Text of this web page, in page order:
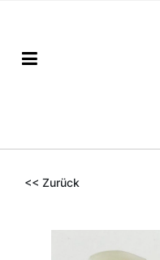
<< Zurück